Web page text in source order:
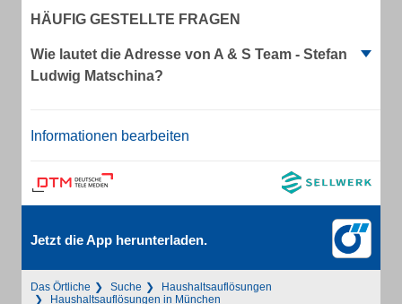
HÄUFIG GESTELLTE FRAGEN
Wie lautet die Adresse von A & S Team - Stefan
Ludwig Matschina?
Informationen bearbeiten
Jetzt die App herunterladen.
Das Örtliche Suche
Haushaltsauflösungen
Haushaltsauflösungen in München